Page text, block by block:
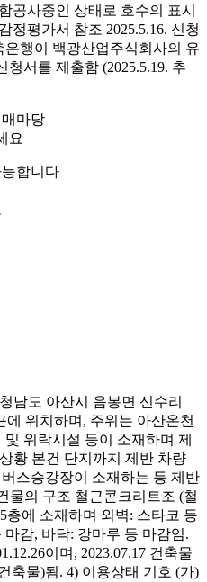
공사중인 상태로 호수의 표시
정평가서 참조 2025.5.16. 신청
행이 백광산업주식회사의 유
서를 제출함 (2025.5.19. 추
마당
요
합니다
남도 아산시 음봉면 신수리
위치하며, 주위는 아산온천
위락시설 등이 소재하며 제
황 본건 단지까지 제반 차량
스승강장이 소재하는 등 제반
물의 구조 철근콘크리트조 (철
층에 소재하며 외벽: 스타코 등
감, 바닥: 강마루 등 마감임.
이며, 2023.07.17 건축물
축물)됨. 4) 이용상태 기호 (가)